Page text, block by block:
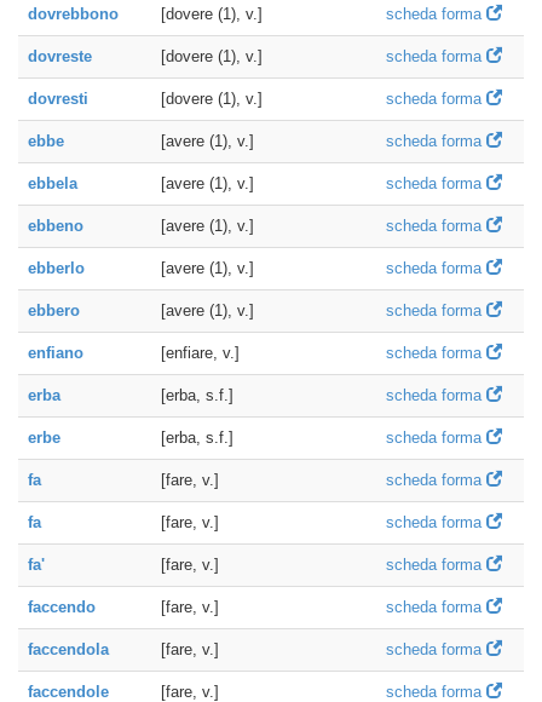
dovrebbono [dovere (1), v.] scheda forma
dovreste [dovere (1), v.] scheda forma
dovresti [dovere (1), v.] scheda forma
ebbe [avere (1), v.] scheda forma
ebbela [avere (1), v.] scheda forma
ebbeno [avere (1), v.] scheda forma
ebberlo [avere (1), v.] scheda forma
ebbero [avere (1), v.] scheda forma
enfiano [enfiare, v.] scheda forma
erba [erba, s.f.] scheda forma
erbe [erba, s.f.] scheda forma
fa [fare, v.] scheda forma
fa [fare, v.] scheda forma
fa' [fare, v.] scheda forma
faccendo [fare, v.] scheda forma
faccendola [fare, v.] scheda forma
faccendole [fare, v.] scheda forma